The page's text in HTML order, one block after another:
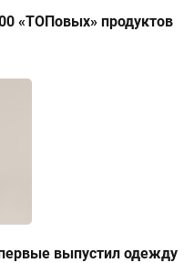
«ТОПовых» продуктов
выпустил одежду